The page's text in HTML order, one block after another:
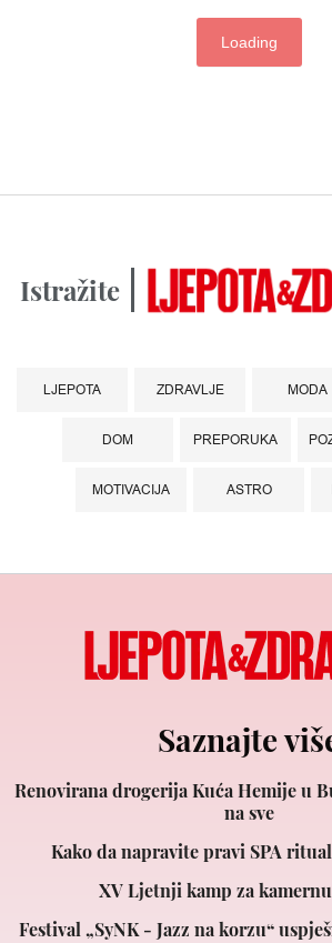
Loading
Istražite
LJEPOTA ZDRAVLJE MODA
DOM PREPORUKA
MOTIVACIJA ASTRO
Saznajte
Renovirana drogerija Kuća Hemije u
na sve
Kako da napravite pravi SPA
XV Ljetnji kamp za
Festival „SyNK - Jazz na korzu“